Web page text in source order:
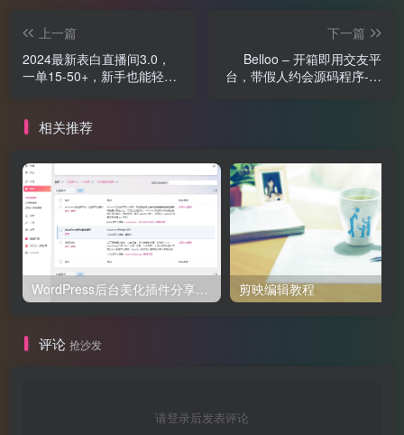
上一篇
2024最新表白直播间3.0，
一单15-50+，新手也能轻松
下一篇
Belloo – 开箱即用交友平
台，带假人约会源码程序-即
相关推荐
WordPress后台美化插件分享-基于子比后台美化插件修改，适用于所有WP后台使用 剪映编辑教程
评论 抢沙发
请登录后发表评论